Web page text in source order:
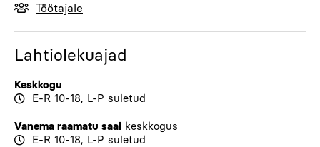
Töötajale
Lahtiolekuajad
Keskkogu
E-R 10-18, L-P suletud
Vanema raamatu saal keskkogus
E-R 10-18, L-P suletud